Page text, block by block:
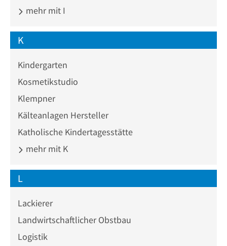
mehr mit I
K
Kindergarten
Kosmetikstudio
Klempner
Kälteanlagen Hersteller
Katholische Kindertagesstätte
mehr mit K
L
Lackierer
Landwirtschaftlicher Obstbau
Logistik